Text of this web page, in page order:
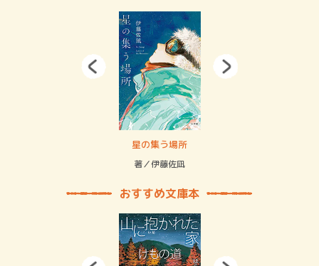
星の集う場所
著／伊藤佐凪
おすすめ文庫本